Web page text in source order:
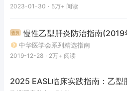
2023-01-30 · 5万+ 阅读
慢性乙型肝炎防治指南(2019
中华医学会系列精选指南
2019-12-28 · 2万+ 阅读
2025 EASL临床实践指南：乙型